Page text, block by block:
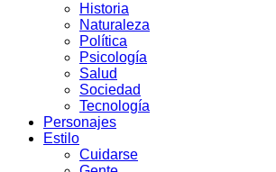
Historia
Naturaleza
Política
Psicología
Salud
Sociedad
Tecnología
Personajes
Estilo
Cuidarse